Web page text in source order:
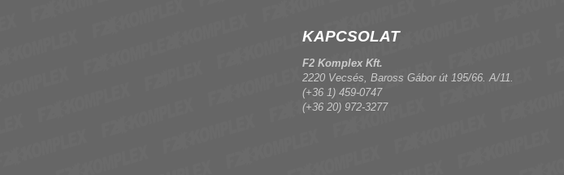
KAPCSOLAT
F2 Komplex Kft.
2220 Vecsés, Baross Gábor út 195/66. A/11.
(+36 1) 459-0747
(+36 20) 972-3277